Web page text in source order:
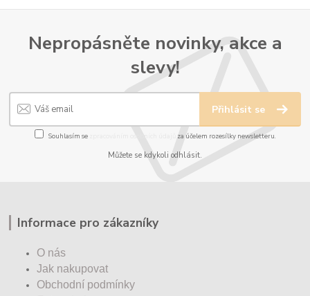
Nepropásněte novinky, akce a
slevy!
Přihlásit se
Souhlasím se za účelem rozesílky newsletteru.
Můžete se kdykoli odhlásit.
Informace pro zákazníky
O nás
Jak nakupovat
Obchodní podmínky